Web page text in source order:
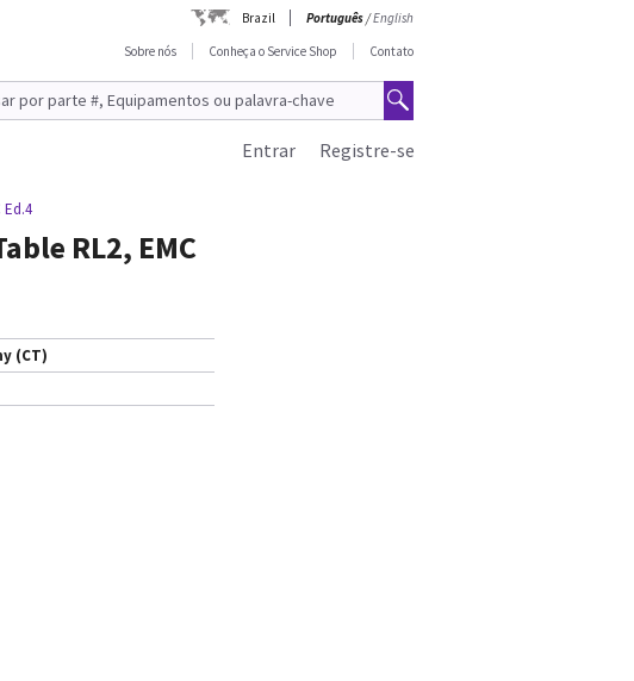
Brazil Português/English
Sobre nós
Conheça o Service Shop Contato
Registre-se
Entrar
Ed.4
RL2, EMC
(CT)